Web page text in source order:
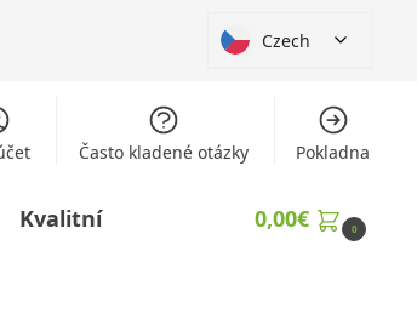
Czech
Často kladené otázky Pokladna
Kvalitní 0,00€ 0